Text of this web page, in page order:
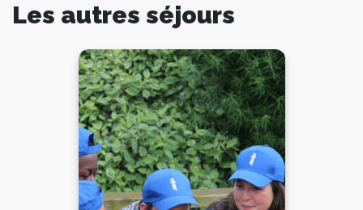
Les autres séjours